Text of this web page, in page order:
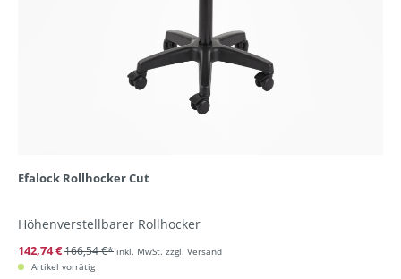
Efalock Rollhocker Cut
Höhenverstellbarer Rollhocker
142,74 €166,54 €* inkl. MwSt. zzgl. Versand
Artikel vorrätig